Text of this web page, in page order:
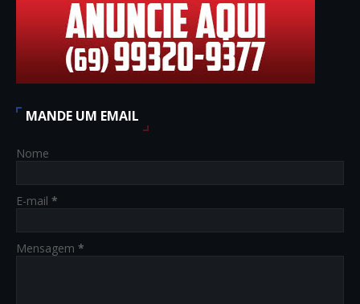
MANDE UM EMAIL
Nome
E-mail *
Mensagem *